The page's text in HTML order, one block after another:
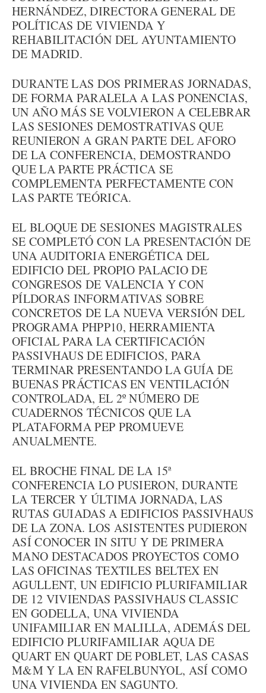
HERNÁNDEZ, DIRECTORA GENERAL DE
POLÍTICAS DE VIVIENDA Y
REHABILITACIÓN DEL AYUNTAMIENTO
DE MADRID.
DURANTE LAS DOS PRIMERAS JORNADAS,
DE FORMA PARALELA A LAS PONENCIAS,
UN AÑO MÁS SE VOLVIERON A CELEBRAR
LAS SESIONES DEMOSTRATIVAS QUE
REUNIERON A GRAN PARTE DEL AFORO
DE LA CONFERENCIA, DEMOSTRANDO
QUE LA PARTE PRÁCTICA SE
COMPLEMENTA PERFECTAMENTE CON
LAS PARTE TEÓRICA.
EL BLOQUE DE SESIONES MAGISTRALES
SE COMPLETÓ CON LA PRESENTACIÓN DE
UNA AUDITORIA ENERGÉTICA DEL
EDIFICIO DEL PROPIO PALACIO DE
CONGRESOS DE VALENCIA Y CON
PÍLDORAS INFORMATIVAS SOBRE
CONCRETOS DE LA NUEVA VERSIÓN DEL
PROGRAMA PHPP10, HERRAMIENTA
OFICIAL PARA LA CERTIFICACIÓN
PASSIVHAUS DE EDIFICIOS, PARA
TERMINAR PRESENTANDO LA GUÍA DE
BUENAS PRÁCTICAS EN VENTILACIÓN
CONTROLADA, EL 2º NÚMERO DE
CUADERNOS TÉCNICOS QUE LA
PLATAFORMA PEP PROMUEVE
ANUALMENTE.
EL BROCHE FINAL DE LA 15ª
CONFERENCIA LO PUSIERON, DURANTE
LA TERCER Y ÚLTIMA JORNADA, LAS
RUTAS GUIADAS A EDIFICIOS PASSIVHAUS
DE LA ZONA. LOS ASISTENTES PUDIERON
ASÍ CONOCER IN SITU Y DE PRIMERA
MANO DESTACADOS PROYECTOS COMO
LAS OFICINAS TEXTILES BELTEX EN
AGULLENT, UN EDIFICIO PLURIFAMILIAR
DE 12 VIVIENDAS PASSIVHAUS CLASSIC
EN GODELLA, UNA VIVIENDA
UNIFAMILIAR EN MALILLA, ADEMÁS DEL
EDIFICIO PLURIFAMILIAR AQUA DE
QUART EN QUART DE POBLET, LAS CASAS
M&M Y LA EN RAFELBUNYOL, ASÍ COMO
UNA VIVIENDA EN SAGUNTO.